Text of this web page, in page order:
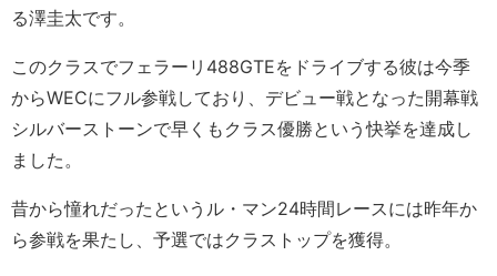
る澤圭太です。
このクラスでフェラーリ488GTEをドライブする彼は今季
からWECにフル参戦しており、デビュー戦となった開幕戦
シルバーストーンで早くもクラス優勝という快挙を達成し
ました。
昔から憧れだったというル・マン24時間レースには昨年か
ら参戦を果たし、予選ではクラストップを獲得。